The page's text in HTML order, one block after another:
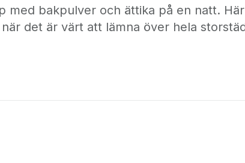
med bakpulver och ättika på en natt.
det är värt att lämna över hela